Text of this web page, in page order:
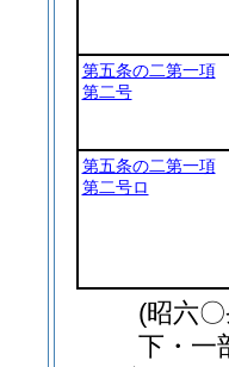
第五条の二第一項
第二号
第五条の二第一項
第二号ロ
(昭六
下・一